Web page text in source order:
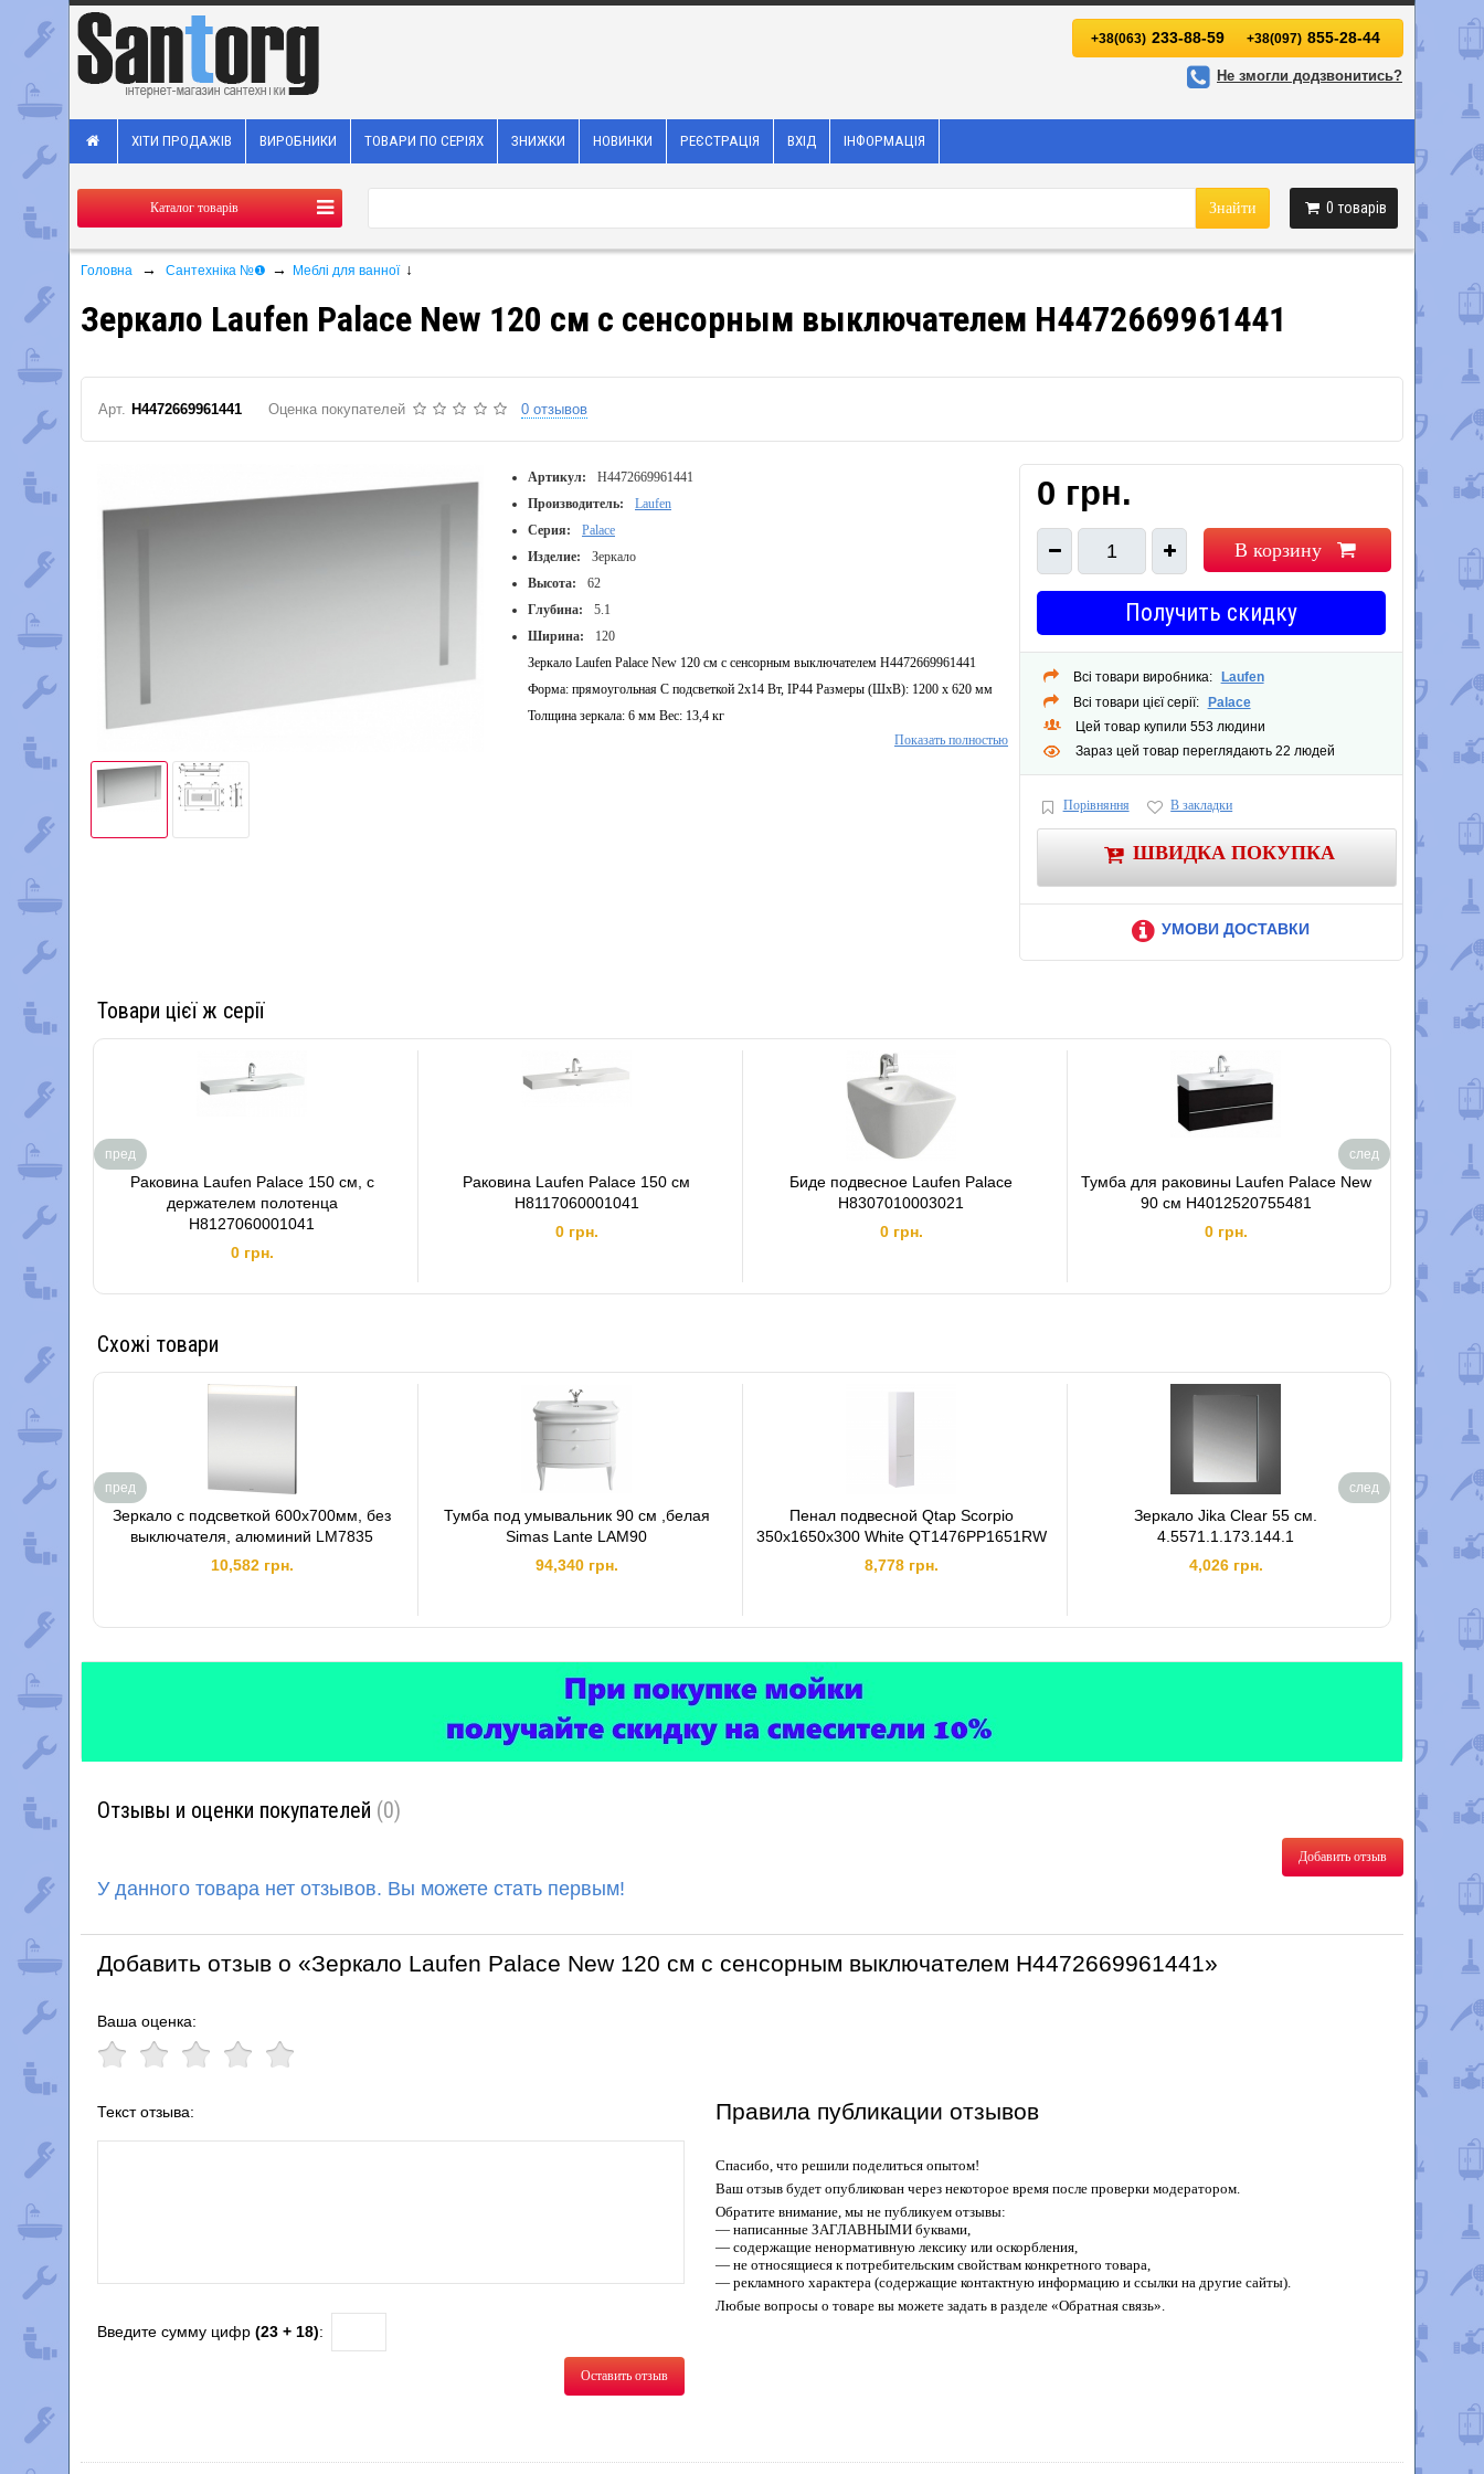
+38(063) 233-88-59 +38(097) 855-28-44
Не змогли додзвонитись?
ХІТИ ПРОДАЖІВ ВИРОБНИКИ ТОВАРИ ПО СЕРІЯХ ЗНИЖКИ НОВИНКИ РЕЄСТРАЦІЯ ВХІД ІНФОРМАЦІЯ
Каталог товарів 0 товарів
Знайти
Головна → Сантехніка №❶ → Меблі для ванної ↓
Зеркало Laufen Palace New 120 см с сенсорным выключателем H4472669961441
Арт. H4472669961441 Оценка покупателей 0 отзывов
Артикул:
H4472669961441
Производитель:
Laufen
Серия:
Palace
Изделие:
Зеркало
Высота:
62
Глубина:
5.1
Ширина:
120
Зеркало Laufen Palace New 120 см с сенсорным выключателем H4472669961441
Форма: прямоугольная С подсветкой 2х14 Вт, IP44 Размеры (ШхВ): 1200 x 620 мм
Толщина зеркала: 6 мм Вес: 13,4 кг
Показать полностью
0 грн.
1 В корзину
Получить скидку
Всі товари виробника:
Laufen
Всі товари цієї серії:
Palace
Цей товар купили 553 людини
Зараз цей товар переглядають 22 людей
Порівняння В закладки
ШВИДКА ПОКУПКА
УМОВИ ДОСТАВКИ
Товари цієї ж серії
Раковина Laufen Palace 150 см, с
держателем полотенца
H8127060001041
0 грн.
Раковина Laufen Palace 150 см
H8117060001041
0 грн.
Биде подвесное Laufen Palace
H8307010003021
0 грн.
Тумба для раковины Laufen Palace New
90 см H4012520755481
0 грн.
Тумба
пред след
Схожі товари
Зеркало с подсветкой 600х700мм, без
выключателя, алюминий LM7835
10,582 грн.
Тумба под умывальник 90 см ,белая
Simas Lante LAM90
94,340 грн.
Пенал подвесной Qtap Scorpio
350х1650х300 White QT1476PP1651RW
8,778 грн.
Зеркало Jika Clear 55 см.
4.5571.1.173.144.1
4,026 грн.
пред след
Отзывы и оценки покупателей (0)
Добавить отзыв
У данного товара нет отзывов. Вы можете стать первым!
Добавить отзыв о «Зеркало Laufen Palace New 120 см с сенсорным выключателем H4472669961441»
Ваша оценка:
Текст отзыва:
Введите сумму цифр (23 + 18):
Оставить отзыв
Правила публикации отзывов
Спасибо, что решили поделиться опытом!
Ваш отзыв будет опубликован через некоторое время после проверки модератором.
Обратите внимание, мы не публикуем отзывы:
— написанные ЗАГЛАВНЫМИ буквами,
— содержащие ненормативную лексику или оскорбления,
— не относящиеся к потребительским свойствам конкретного товара,
— рекламного характера (содержащие контактную информацию и ссылки на другие сайты).
Любые вопросы о товаре вы можете задать в разделе «Обратная связь».